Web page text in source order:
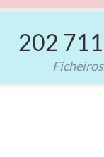
202 711
Ficheiros